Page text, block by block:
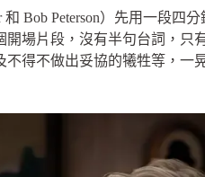
Bob Peterson）先用一段
場片段，沒有半句台詞，
得不做出妥協的犧牲等，